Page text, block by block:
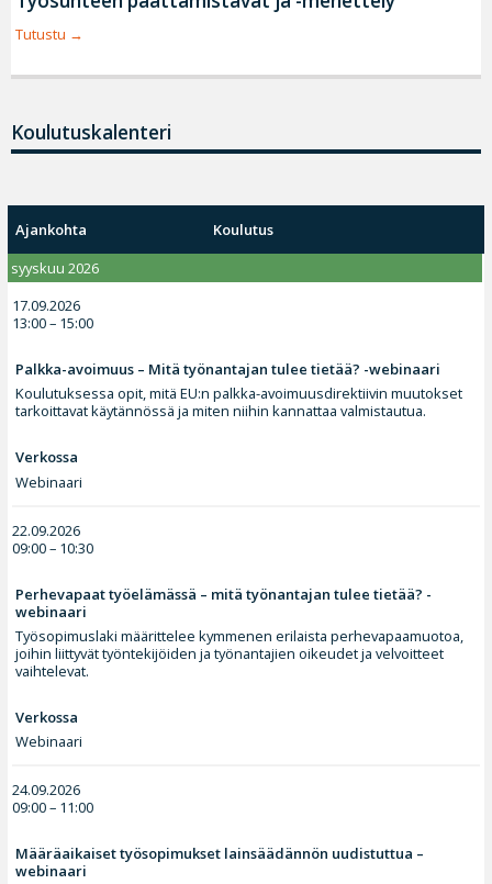
Tutustu
Koulutuskalenteri
Ajankohta
Koulutus
syyskuu 2026
17.09.2026
13:00 – 15:00
Palkka-avoimuus – Mitä työnantajan tulee tietää? -webinaari
Koulutuksessa opit, mitä EU:n palkka-avoimuusdirektiivin muutokset
tarkoittavat käytännössä ja miten niihin kannattaa valmistautua.
Verkossa
Webinaari
22.09.2026
09:00 – 10:30
Perhevapaat työelämässä – mitä työnantajan tulee tietää? -
webinaari
Työsopimuslaki määrittelee kymmenen erilaista perhevapaamuotoa,
joihin liittyvät työntekijöiden ja työnantajien oikeudet ja velvoitteet
vaihtelevat.
Verkossa
Webinaari
24.09.2026
09:00 – 11:00
Määräaikaiset työsopimukset lainsäädännön uudistuttua –
webinaari